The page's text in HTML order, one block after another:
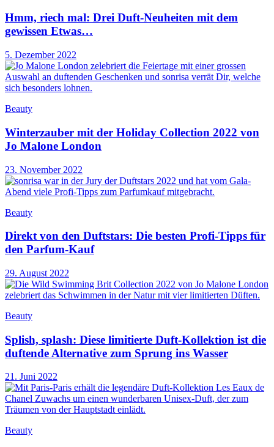
Hmm, riech mal: Drei Duft-Neuheiten mit dem
gewissen Etwas…
5. Dezember 2022
Beauty
Winterzauber mit der Holiday Collection 2022 von
Jo Malone London
23. November 2022
Beauty
Direkt von den Duftstars: Die besten Profi-Tipps für
den Parfum-Kauf
29. August 2022
Beauty
Splish, splash: Diese limitierte Duft-Kollektion ist die
duftende Alternative zum Sprung ins Wasser
21. Juni 2022
Beauty